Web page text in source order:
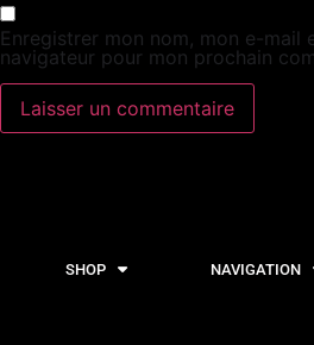
Enregistrer mon nom, mon e-mail
navigateur pour mon prochain
SHOP NAVIGATION